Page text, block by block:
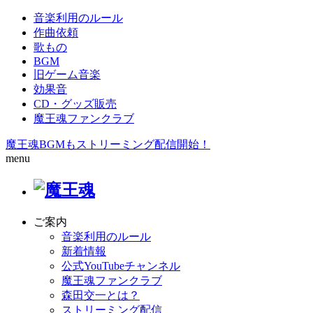
音楽利用のルール
作曲依頼
歌もの
BGM
旧ゲーム音楽
効果音
CD・グッズ販売
魔王魂ファンクラブ
魔王魂BGMもストリーミング配信開始！
menu
ご案内
音楽利用のルール
新着情報
公式YouTubeチャンネル
魔王魂ファンクラブ
森田交一とは？
ストリーミング配信